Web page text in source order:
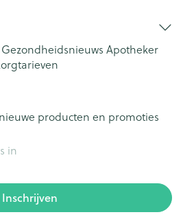
Gezondheidsnieuws Apotheker
producten en promoties
Inschrijven